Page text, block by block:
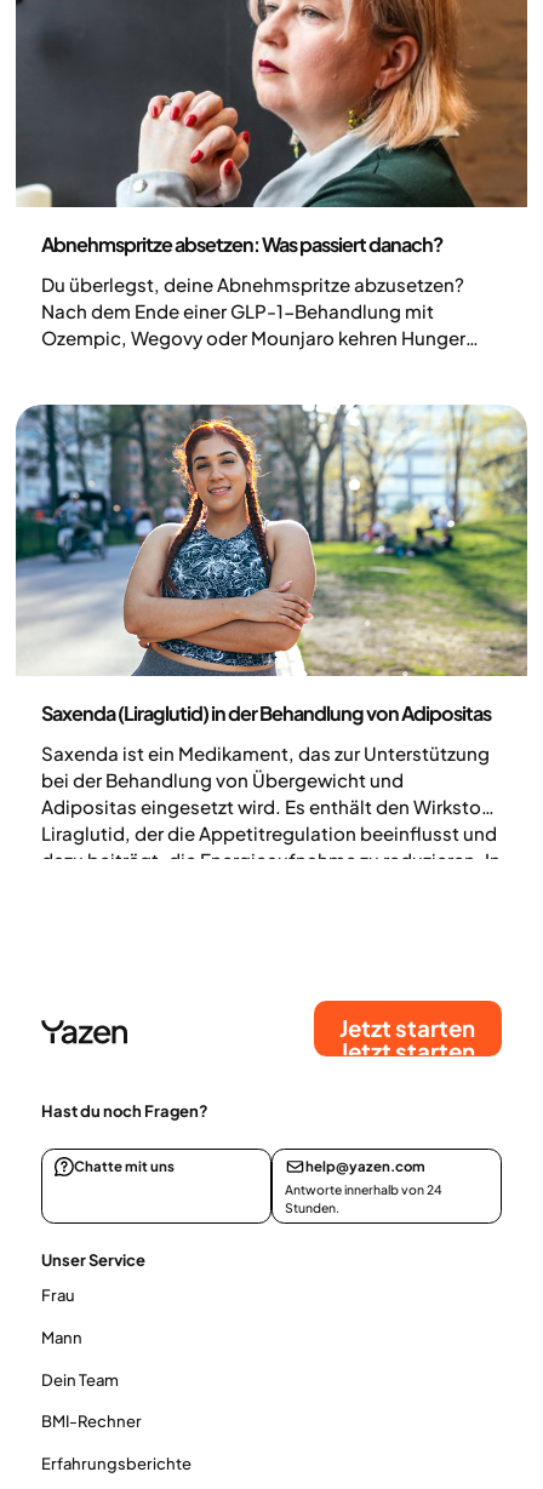
Abnehmspritze absetzen: Was passiert danach?
Du überlegst, deine Abnehmspritze abzusetzen?
Nach dem Ende einer GLP-1-Behandlung mit
Ozempic, Wegovy oder Mounjaro kehren Hunger
liegt nicht an mangelnder Willenskraft. Hier erfährst
du, was die Forschung über die Zeit nach dem
Absetzen zeigt, wie lange eine Behandlung sinnvoll
ist und wie du dein Gewicht langfristig hältst.
Saxenda (Liraglutid) in der Behandlung von Adipositas
Saxenda ist ein Medikament, das zur Unterstützung
bei der Behandlung von Übergewicht und
Adipositas eingesetzt wird. Es enthält den Wirkstoff
Liraglutid, der die Appetitregulation beeinflusst und
dazu beiträgt, die Energieaufnahme zu reduzieren. In
Jetzt starten
Jetzt starten
Hast du noch Fragen?
Chatte mit uns help@yazen.com
Antworte innerhalb von 24
Stunden.
Unser Service
Frau
Mann
Dein Team
BMI-Rechner
Erfahrungsberichte